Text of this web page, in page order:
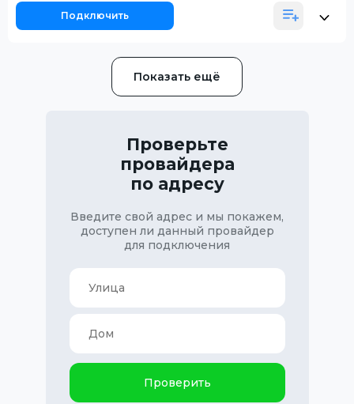
Подключить
Показать ещё
Проверьте
провайдера
по адресу
Введите свой адрес и мы покажем,
доступен ли данный провайдер
для подключения
Проверить